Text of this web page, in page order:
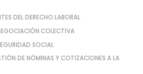
DEL DERECHO LABORAL
COLECTIVA
SOCIAL
DE NÓMINAS Y COTIZACIONES A LA